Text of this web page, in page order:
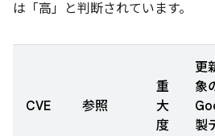
は「高」と判断されています。
CVE 参照
重
大
度
更
象
製